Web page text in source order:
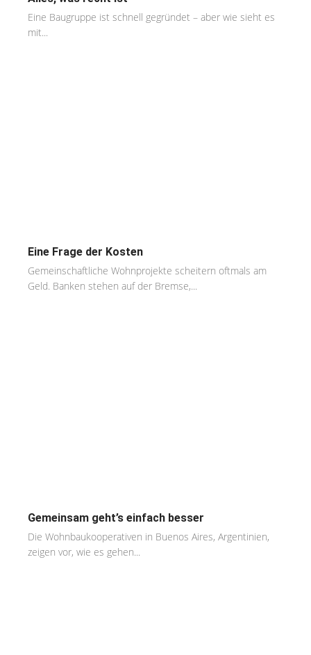
Eine Baugruppe ist schnell gegründet – aber wie sieht es
mit...
Eine Frage der Kosten
Gemeinschaftliche Wohnprojekte scheitern oftmals am
Geld. Banken stehen auf der Bremse,...
Gemeinsam geht’s einfach besser
Die Wohnbaukooperativen in Buenos Aires, Argentinien,
zeigen vor, wie es gehen...